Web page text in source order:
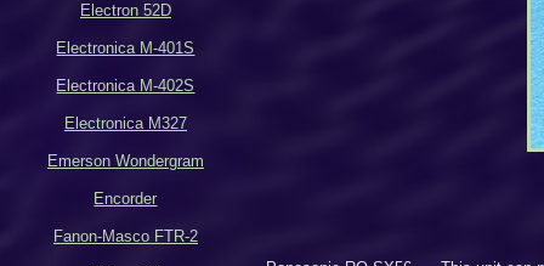
Electron 52D
Electronica M-401S
Electronica M-402S
ElectronicaM327
Emerson Wondergram
Encorder
Fanon-Masco FTR-2